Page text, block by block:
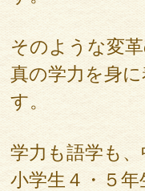
そのような変
真の学力を身
す。
学力も語学も
小学生４・５